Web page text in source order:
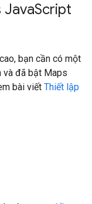
JavaScript
bạn cần có một
và đã bật Maps
bài viết Thiết lập